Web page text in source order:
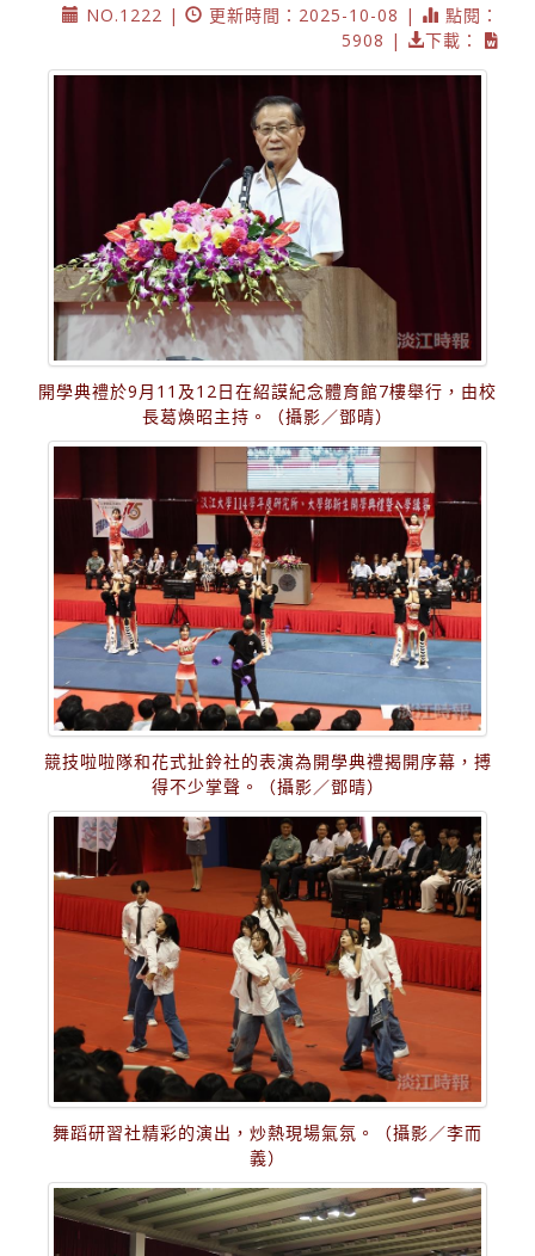
NO.1222 | 更新時間：2025-10-08 |
點閱：
5908 |
下載：
開學典禮於9月11及12日在紹謨紀念體育館7樓舉行，由校
長葛煥昭主持。（攝影／鄧晴）
競技啦啦隊和花式扯鈴社的表演為開學典禮揭開序幕，搏
得不少掌聲。（攝影／鄧晴）
舞蹈研習社精彩的演出，炒熱現場氣氛。（攝影／李而
義）